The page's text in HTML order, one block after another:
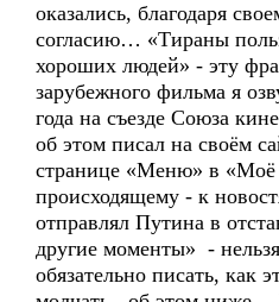
оказались, благодаря
согласию… «Тираны
хороших людей» - эту
зарубежного фильма я
года на съезде Союза
об этом писал на своём
странице «Меню» в
происходящему - к
отправлял Путина в
другие моменты» -
обязательно писать, как